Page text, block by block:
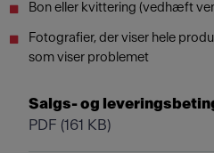
Bon eller kvittering (vedhæft
Fotografier, der viser hele
som viser problemet
Salgs- og
PDF (161 KB)